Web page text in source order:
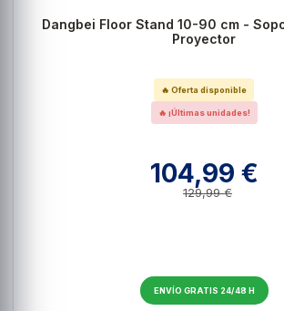
Dangbei Floor Stand 10-90 cm -
Proyector
🔥 Oferta disponible
🔥 ¡Últimas unidades!
104,99 €
129,99 €
ENVÍO GRATIS 24/48 H